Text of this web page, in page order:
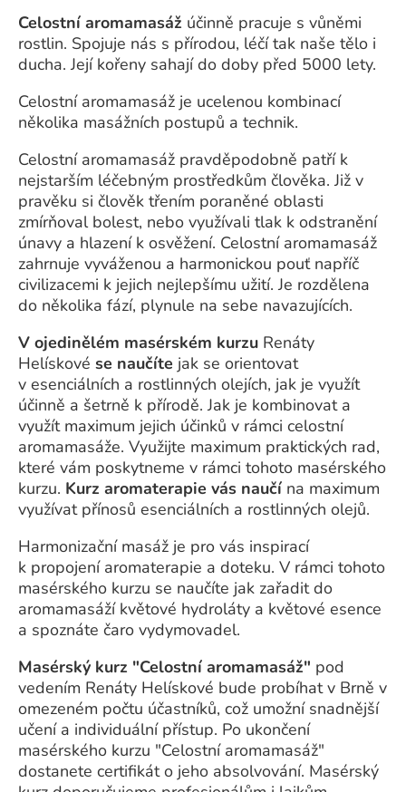
Celostní aromamasáž účinně pracuje s vůněmi
rostlin. Spojuje nás s přírodou, léčí tak naše tělo i
ducha. Její kořeny sahají do doby před 5000 lety.
Celostní aromamasáž je ucelenou kombinací
několika masážních postupů a technik.
Celostní aromamasáž pravděpodobně patří k
nejstarším léčebným prostředkům člověka. Již v
pravěku si člověk třením poraněné oblasti
zmírňoval bolest, nebo využívali tlak k odstranění
únavy a hlazení k osvěžení. Celostní aromamasáž
zahrnuje vyváženou a harmonickou pouť napříč
civilizacemi k jejich nejlepšímu užití. Je rozdělena
do několika fází, plynule na sebe navazujících.
V ojedinělém masérském kurzu Renáty
Helískové se naučíte jak se orientovat
v esenciálních a rostlinných olejích, jak je využít
účinně a šetrně k přírodě. Jak je kombinovat a
využít maximum jejich účinků v rámci celostní
aromamasáže. Využijte maximum praktických rad,
které vám poskytneme v rámci tohoto masérského
kurzu. Kurz aromaterapie vás naučí na maximum
využívat přínosů esenciálních a rostlinných olejů.
Harmonizační masáž je pro vás inspirací
k propojení aromaterapie a doteku. V rámci tohoto
masérského kurzu se naučíte jak zařadit do
aromamasáží květové hydroláty a květové esence
a spoznáte čaro vydymovadel.
Masérský kurz "Celostní aromamasáž" pod
vedením Renáty Helískové bude probíhat v Brně v
omezeném počtu účastníků, což umožní snadnější
učení a individuální přístup. Po ukončení
masérského kurzu "Celostní aromamasáž"
dostanete certifikát o jeho absolvování. Masérský